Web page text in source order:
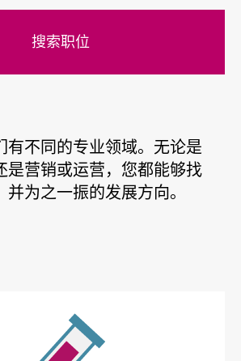
有不同的专业领域。无论是
是营销或运营，您都能够找
为之一振的发展方向。